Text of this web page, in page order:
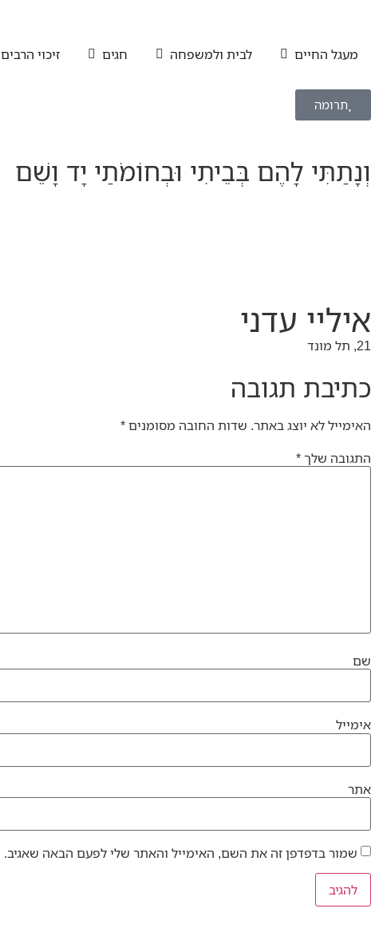
מעגל החיים לבית ולמשפחה חגים זיכוי הרבים
תרומה
וְנָתַתִּי לָהֶם בְּבֵיתִי וּבְחוֹמֹתַי יָד וָשֵׁם
איליי עדני
21, תל מונד
כתיבת תגובה
האימייל לא יוצג באתר. שדות החובה מסומנים*
התגובה שלך*
שם
אימייל
אתר
שמור בדפדפן זה את השם, האימייל והאתר שלי לפעם הבאה שאגיב.